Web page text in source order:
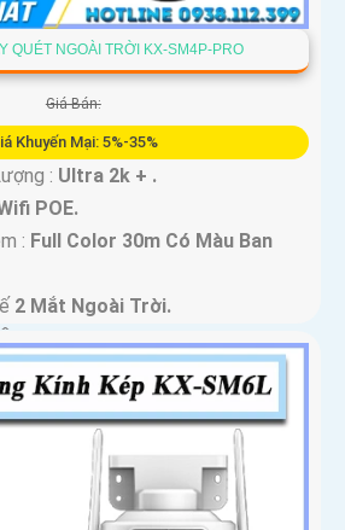
QUÉT NGOÀI TRỜI KX-SM4P-PRO
Giá Bán:
Khuyến Mại: 5%-35%
: Ultra 2k + .
POE.
: Full Color 30m Có Màu Ban
2 Mắt Ngoài Trời.
Và Loa.